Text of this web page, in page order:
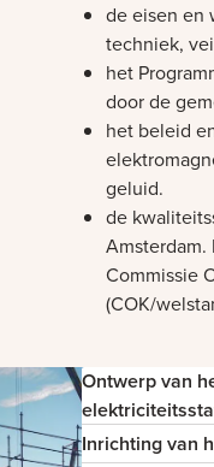
de eisen en
techniek,
het
door de
het beleid
geluid.
de
Commissie
(COK/
Ontwerp van
Inrichting van